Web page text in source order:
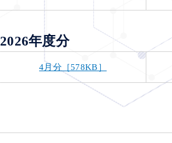
2026年度分
4月分［578KB］